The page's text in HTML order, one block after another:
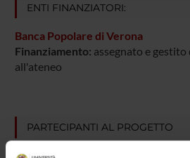
ENTI FINANZIATORI:
Banca Popolare di Verona
Finanziamento: assegnato e
all'ateneo
PARTECIPANTI AL PROGETTO